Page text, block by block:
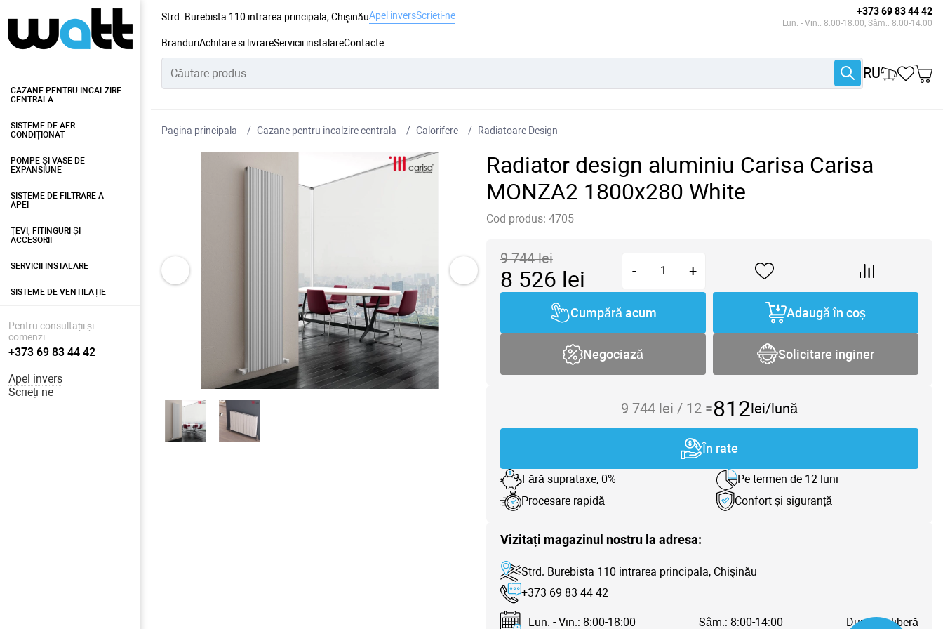
Strd. Burebista 110 intrarea principala, ChişinăuApel inversScrieți-ne +373 69 83 44 42
Lun. - Vin.: 8:00-18:00, Sâm.: 8:00-14:00
BranduriAchitare si livrareServicii instalareContacte
RU
CAZANE PENTRU INCALZIRE
CENTRALA
SISTEME DE AER
CONDIȚIONAT
POMPE ȘI VASE DE
EXPANSIUNE
SISTEME DE FILTRARE A
APEI
ȚEVI, FITINGURI ȘI
ACCESORII
SERVICII INSTALARE
SISTEME DE VENTILAȚIE
Pentru consultații și
comenzi
+373 69 83 44 42
Apel invers
Scrieți-ne
Pagina principala Cazane pentru incalzire centrala Сalorifere Radiatoare Design
Radiator design aluminiu Carisa Carisa
MONZA2 1800x280 White
Cod produs: 4705
9 744lei
8 526 lei - +
Cumpără acum Adaugă în coș
Negociază Solicitare inginer
9 744 lei / 12=812lei/lună
În rate
Fără suprataxe, 0%
Pe termen de 12 luni
Procesare rapidă
Confort și siguranță
Vizitați magazinul nostru la adresa:
Strd. Burebista 110 intrarea principala, Chişinău
+373 69 83 44 42
Lun. - Vin.: 8:00-18:00 Sâm.: 8:00-14:00 Dum.: Zi liberă